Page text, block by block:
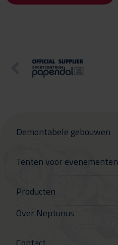
Demontabele gebouwen
Tenten voor evenementen
Producten
Over Neptunus